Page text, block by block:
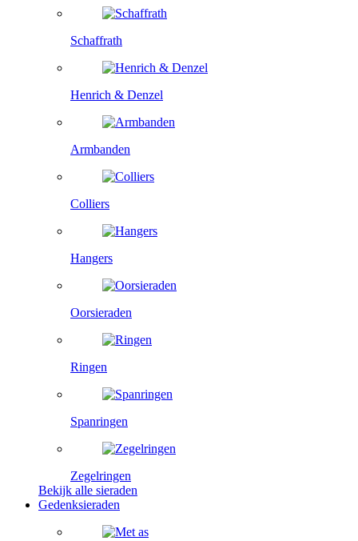
Schaffrath
Henrich & Denzel
Armbanden
Colliers
Hangers
Oorsieraden
Ringen
Spanringen
Zegelringen
Bekijk alle sieraden
Gedenksieraden